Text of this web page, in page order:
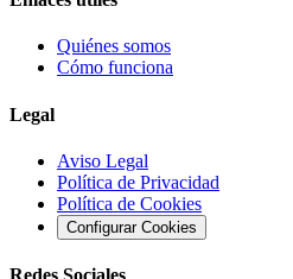
Quiénes somos
Cómo funciona
Legal
Aviso Legal
Política de Privacidad
Política de Cookies
Configurar Cookies